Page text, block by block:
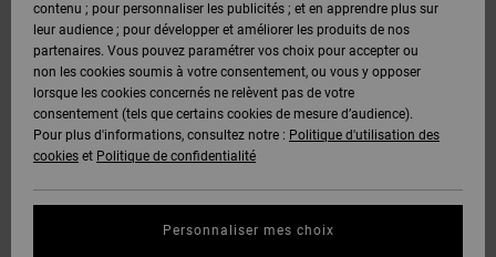
contenu ; pour personnaliser les publicités ; et en apprendre plus sur
leur audience ; pour développer et améliorer les produits de nos
partenaires. Vous pouvez paramétrer vos choix pour accepter ou
non les cookies soumis à votre consentement, ou vous y opposer
lorsque les cookies concernés ne relèvent pas de votre
consentement (tels que certains cookies de mesure d’audience).
Pour plus d'informations, consultez notre : Politique d'utilisation des
cookies et Politique de confidentialité
Personnaliser mes choix